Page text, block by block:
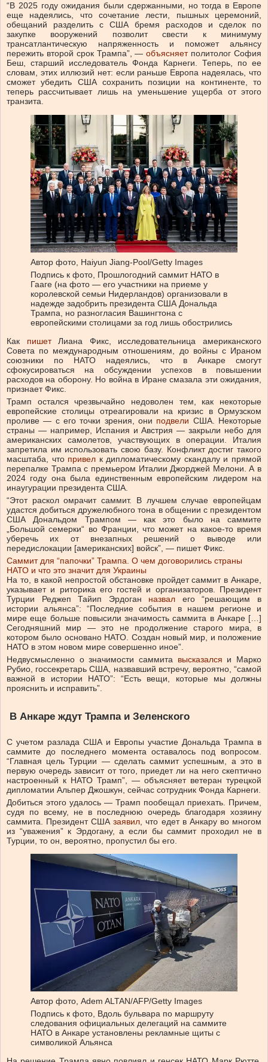
“В 2025 году ожидания были сдержанными, но тогда в Европе
еще надеялись, что сочетание лести, пышных церемоний,
обещаний разделить с США бремя расходов и сделок по
закупке вооружений позволит свести к минимуму
трансатлантическую напряженность и поможет альянсу
пережить второй срок Трампа”, —объясняетполитолог София
Беш, старший исследователь Фонда Карнеги. Теперь, по ее
словам, этих иллюзий нет: если раньше Европа надеялась, что
сможет убедить США сохранить позиции на континенте, то
теперь рассчитывает лишь на уменьшение ущерба от этого
транзита.
Автор фото, Haiyun Jiang-Pool/Getty Images
Подпись к фото, Прошлогодний саммит НАТО в
Гааге (на фото — его участники на приеме у
королевской семьи Нидерландов) организовали в
надежде задобрить президента США Дональда
Трампа, но разногласия Вашингтона с
европейскими столицами за год лишь обострились
Как пишетЛиана Фикс, исследовательница американского
Совета по международным отношениям, до войны с Ираном
союзники по НАТО надеялись, что в Анкаре смогут
сфокусироваться на обсуждении успехов в повышении
расходов на оборону. Но война в Иране смазала эти ожидания,
признает Фикс.
Трамп остался чрезвычайно недоволен тем, как некоторые
европейские столицы отреагировали на кризис в Ормузском
проливе — с его точки зрения, они подвели США. Некоторые
страны — например, Испания и Австрия — закрыли небо для
американских самолетов, участвующих в операции. Италия
запретила им использовать свою базу. Конфликт достиг такого
масштаба, что привел к дипломатическому скандалу и прямой
перепалке Трампа с премьером Италии Джорджей Мелони. А в
2024 году она была единственным европейским лидером на
инаугурации президента США.
“Этот раскол омрачит саммит. В лучшем случае европейцам
удастся добиться дружелюбного тона в общении с президентом
США Дональдом Трампом — как это было на саммите
„Большой семерки“ во Франции, что может на какое-то время
уберечь их от внезапных решений о выводе или
передислокации [американских] войск”, — пишет Фикс.
Саммит для “папочки” Трампа. О чем договорились страны
НАТО и что это значит для Украины
На то, в какой непростой обстановке пройдет саммит в Анкаре,
указывает и риторика его гостей и организаторов. Президент
Турции Реджеп Тайип Эрдоган назвал его “решающим в
истории альянса”: “Последние события в нашем регионе и
мире еще больше повысили значимость саммита в Анкаре […]
Сегодняшний мир — это не продолжение старого мира, в
котором было основано НАТО. Создан новый мир, и положение
НАТО в этом новом мире совершенно иное”.
Недвусмысленно о значимости саммита высказался и Марко
Рубио, госсекретарь США, назвавший встречу, вероятно, “самой
важной в истории НАТО”: “Есть вещи, которые мы должны
прояснить и исправить”.
В Анкаре ждут Трампа и Зеленского
С учетом разлада США и Европы участие Дональда Трампа в
саммите до последнего момента оставалось под вопросом.
“Главная цель Турции — сделать саммит успешным, а это в
первую очередь зависит от того, приедет ли на него скептично
настроенный к НАТО Трамп”, — объясняет ветеран турецкой
дипломатии Альпер Джошкун, сейчас сотрудник Фонда Карнеги.
Добиться этого удалось — Трамп пообещал приехать. Причем,
судя по всему, не в последнюю очередь благодаря хозяину
саммита. Президент СШАзаявил , что едет в Анкару во многом
из “уважения” к Эрдогану, а если бы саммит проходил не в
Турции, то он, вероятно, пропустил бы его.
Автор фото, Adem ALTAN/AFP/Getty Images
Подпись к фото, Вдоль бульвара по маршруту
следования официальных делегаций на саммите
НАТО в Анкаре установлены рекламные щиты с
символикой Альянса